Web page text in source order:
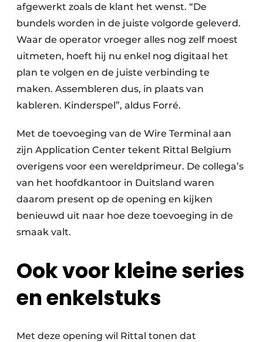
afgewerkt zoals de klant het wenst. “De
bundels worden in de juiste volgorde geleverd.
Waar de operator vroeger alles nog zelf moest
uitmeten, hoeft hij nu enkel nog digitaal het
plan te volgen en de juiste verbinding te
maken. Assembleren dus, in plaats van
kableren. Kinderspel”, aldus Forré.
Met de toevoeging van de Wire Terminal aan
zijn Application Center tekent Rittal Belgium
overigens voor een wereldprimeur. De collega’s
van het hoofdkantoor in Duitsland waren
daarom present op de opening en kijken
benieuwd uit naar hoe deze toevoeging in de
smaak valt.
Ook voor kleine series
en enkelstuks
Met deze opening wil Rittal tonen dat